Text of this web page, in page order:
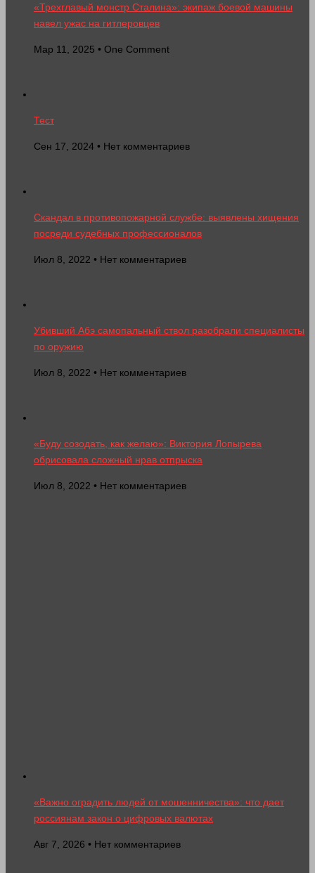
«Трехглавый монстр Сталина»: экипаж боевой машины
навел ужас на гитлеровцев
Мар 11, 2025 • One Comment
Тест
Сен 17, 2024 • Нет комментариев
Скандал в противопожарной службе: выявлены хищения
посреди судебных профессионалов
Июл 8, 2022 • Нет комментариев
Убивший Абэ самопальный ствол разобрали специалисты
по оружию
Июл 8, 2022 • Нет комментариев
«Буду созодать, как желаю»: Виктория Лопырева
обрисовала сложный нрав отпрыска
Июл 8, 2022 • Нет комментариев
«Важно оградить людей от мошенничества»: что дает
россиянам закон о цифровых валютах
Авг 7, 2026 • Нет комментариев